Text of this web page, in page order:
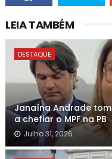
LEIA TAMBÉM
DESTAQUE
Janaína Andrade
a chefiar o MPF na PB
Julho 31, 2026